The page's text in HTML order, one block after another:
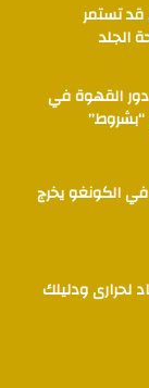
قد تستمر
الجلد
دور القهوة في
“بشروط”
الكونغو يخرج
لحرارى ودليلك